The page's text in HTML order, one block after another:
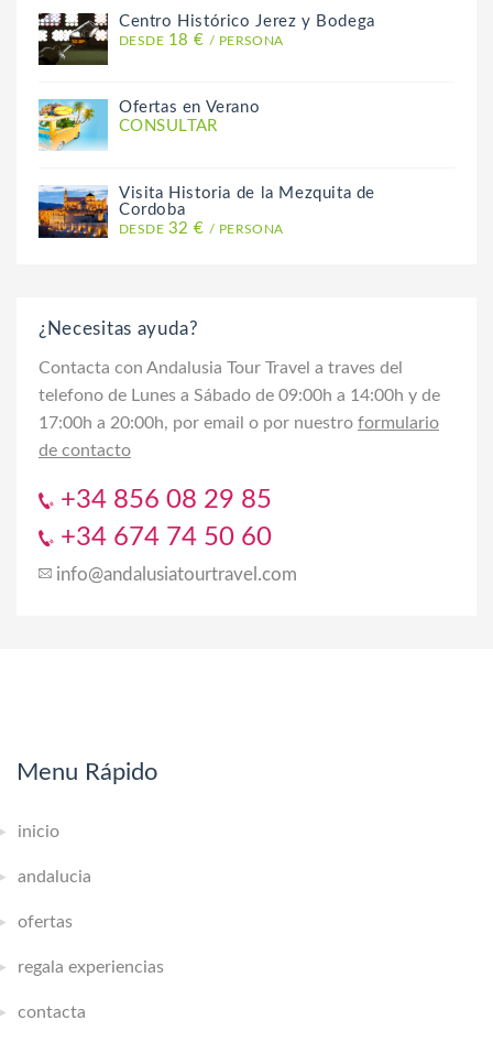
Centro Histórico Jerez y Bodega
DESDE 18 € / PERSONA
Ofertas en Verano
CONSULTAR
Visita Historia de la Mezquita de
Cordoba
DESDE 32 € / PERSONA
¿Necesitas ayuda?
Contacta con Andalusia Tour Travel a traves del
telefono de Lunes a Sábado de 09:00h a 14:00h y de
17:00h a 20:00h, por email o por nuestro formulario
de contacto
+34 856 08 29 85
+34 674 74 50 60
info@andalusiatourtravel.com
Menu Rápido
inicio
andalucia
ofertas
regala experiencias
contacta